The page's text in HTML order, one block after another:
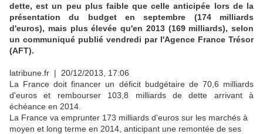
dette, est un peu plus faible que celle anticipée lors de la
présentation du budget en septembre (174 milliards
d'euros), mais plus élevée qu'en 2013 (169 milliards), selon
un communiqué publié vendredi par l'Agence France Trésor
(AFT).
latribune.fr | 20/12/2013, 17:06
La France doit financer un déficit budgétaire de 70,6 milliards
d'euros et rembourser 103,8 milliards de dette arrivant à
échéance en 2014.
La France va emprunter 173 milliards d'euros sur les marchés à
moyen et long terme en 2014, anticipant une remontée de ses